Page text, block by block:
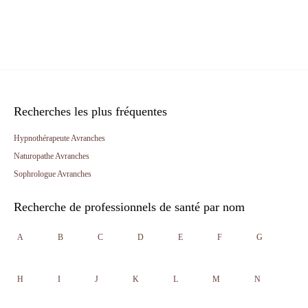
Recherches les plus fréquentes
Hypnothérapeute Avranches
Naturopathe Avranches
Sophrologue Avranches
Recherche de professionnels de santé par nom
A B C D E F G
H I J K L M N